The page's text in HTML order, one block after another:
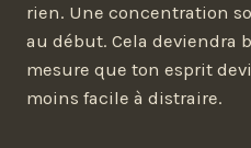
rien. Une concentration
au début. Cela deviendra
mesure que ton esprit
moins facile à distraire.